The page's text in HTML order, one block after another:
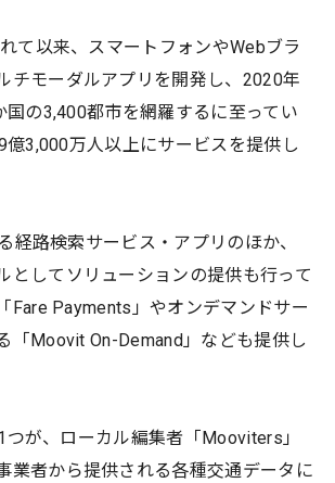
て以来、スマートフォンやWebブラ
チモーダルアプリを開発し、2020年
の3,400都市を網羅するに至ってい
億3,000万人以上にサービスを提供し
経路検索サービス・アプリのほか、
としてソリューションの提供も行って
Fare Payments」やオンデマンドサー
「Moovit On-Demand」なども提供し
が、ローカル編集者「Mooviters」
業者から提供される各種交通データに